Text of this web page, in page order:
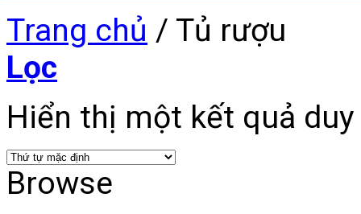
Trang chủ / Tủ rượu
Lọc
Hiển thị một kết quả
Browse